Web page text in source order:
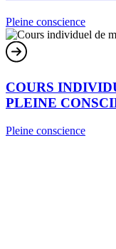
Pleine conscience
COURS
PLEINE
Pleine conscience